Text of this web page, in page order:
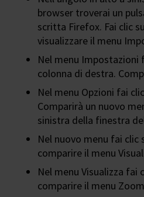
browser troverai un
scritta Firefox. Fai clic
visualizzare il menu
Nel menu Impostazioni
colonna di destra.
Nel menu Opzioni fai
Comparirà un nuovo
sinistra della finestra
Nel nuovo menu fai clic
comparire il menu
Nel menu Visualizza fai
comparire il menu